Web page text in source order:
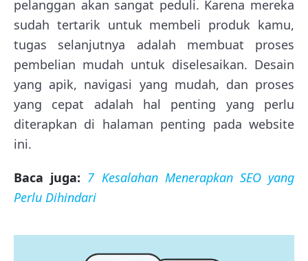
pelanggan akan sangat peduli. Karena mereka
sudah tertarik untuk membeli produk kamu,
tugas selanjutnya adalah membuat proses
pembelian mudah untuk diselesaikan. Desain
yang apik, navigasi yang mudah, dan proses
yang cepat adalah hal penting yang perlu
diterapkan di halaman penting pada website
ini.
Baca juga: 7 Kesalahan Menerapkan SEO yang
Perlu Dihindari